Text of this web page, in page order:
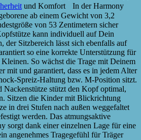
und Komfort In der Harmony
ab einem Gewicht von 3,2
von 53 Zentimetern sicher
kann individuell auf Dein
der Sitzbereich lässt sich ebenfalls auf
so eine korrekte Unterstützung für
So wächst die Trage mit Deinem
mit und garantiert, dass es in jedem Alter
Spreiz-Haltung bzw. M-Position sitzt.
Nackenstütze stützt den Kopf optimal,
Sitzen die Kinder mit Blickrichtung
in drei Stufen nach außen weggefaltet
werden. Das atmungsaktive
sorgt dank einer einzelnen Lage für eine
angenehmes Tragegefühl für Träger